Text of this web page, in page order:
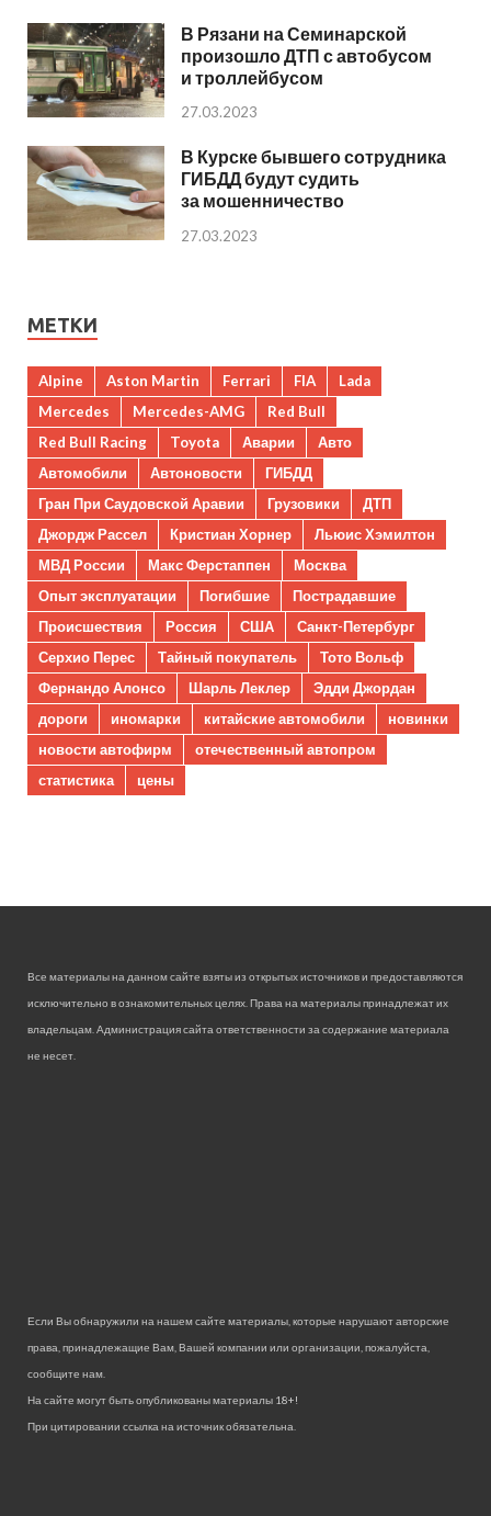
В Рязани на Семинарской
произошло ДТП с автобусом
и троллейбусом
27.03.2023
В Курске бывшего сотрудника
ГИБДД будут судить
за мошенничество
27.03.2023
МЕТКИ
Alpine Aston Martin Ferrari FIA
Lada
Mercedes
Mercedes-AMG
Red Bull
Red Bull Racing
Toyota Аварии
Авто
Автомобили
Автоновости
ГИБДД
Гран При Саудовской Аравии
Грузовики
ДТП
Джордж Рассел
Кристиан Хорнер
Льюис Хэмилтон
МВД России
Макс Ферстаппен
Москва
Опыт эксплуатации
Погибшие
Пострадавшие
Происшествия
Россия США
Санкт-Петербург
Серхио Перес
Тайный покупатель
Тото Вольф
Фернандо Алонсо
Шарль Леклер
Эдди Джордан
дороги
иномарки китайские автомобили
новинки
новости автофирм
отечественный автопром
статистика
цены
Все материалы на данном сайте взяты из открытых источников и предоставляются
исключительно в ознакомительных целях. Права на материалы принадлежат их
владельцам. Администрация сайта ответственности за содержание материала
не несет.
Если Вы обнаружили на нашем сайте материалы, которые нарушают авторские
права, принадлежащие Вам, Вашей компании или организации, пожалуйста,
сообщите нам.
На сайте могут быть опубликованы материалы 18+!
При цитировании ссылка на источник обязательна.